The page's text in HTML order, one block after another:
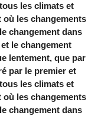
les climats et
où les changements
changement dans
le changement
lentement, que par
par le premier et
les climats et
où les changements
changement dans